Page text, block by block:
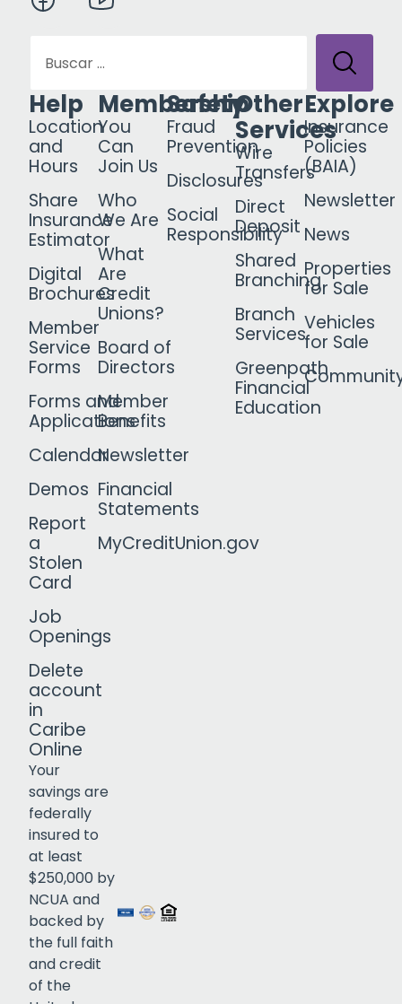
Help
Location
and
Hours
Share
Insurance
Estimator
Digital
Brochures
Member
Service
Forms
Forms and
Applications
Calendar
Demos
Report
a
Stolen
Card
Job
Openings
Delete
account
in
Caribe
Online
Membership
You
Can
Join Us
Who
We Are
What
Are
Credit
Unions?
Board of
Directors
Member
Benefits
Newsletter
Financial
Statements
MyCreditUnion.gov
Safety
Fraud
Prevention
Disclosures
Social
Responsibility
Other
Services
Wire
Transfers
Direct
Deposit
Shared
Branching
Branch
Services
Greenpath
Financial
Education
Explore
Insurance
Policies
(BAIA)
Newsletter
News
Properties
for Sale
Vehicles
for Sale
Your
savings are
federally
insured to
at least
$250,000 by
NCUA and
backed by
the full faith
and credit
of the